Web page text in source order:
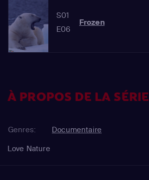
S01
E06
Frozen
À PROPOS DE LA SÉRIE
Genres:
Documentaire
Love Nature